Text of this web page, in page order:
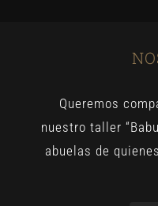
Queremos
nuestro taller
abuelas de